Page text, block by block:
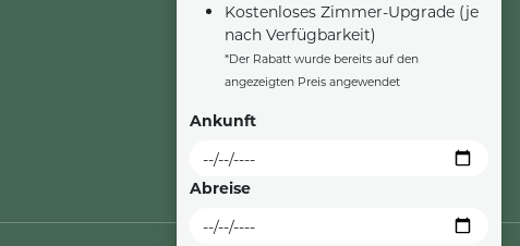
Kostenloses Zimmer-Upgrade (je
nach Verfügbarkeit)
*Der Rabatt wurde bereits auf den
angezeigten Preis angewendet
Ankunft
Abreise